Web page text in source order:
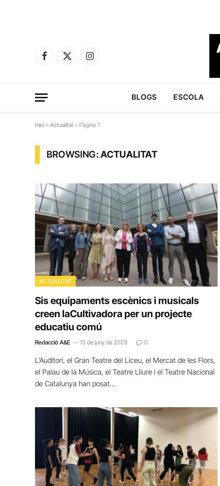
Facebook
X
Instagram
BLOGS ESCOLA
Inici » Actualitat » Pàgina 7
BROWSING:ACTUALITAT
ACTUALITAT
Sis equipaments escènics i musicals
creen laCultivadora per un projecte
educatiu comú
Redacció A&E 13 de juny de 2023 0
L’Auditori, el Gran Teatre del Liceu, el Mercat de les Flors,
el Palau de la Música, el Teatre Lliure i el Teatre Nacional
de Catalunya han posat…